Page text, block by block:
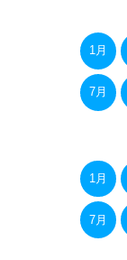
1月
7月
1月
7月